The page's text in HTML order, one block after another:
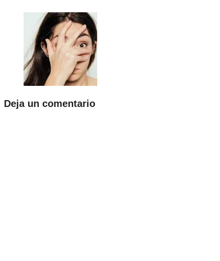
Deja un comentario